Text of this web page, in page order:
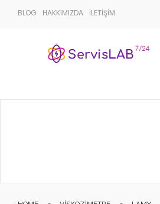
BLOG HAKKIMIZDA İLETİŞİM